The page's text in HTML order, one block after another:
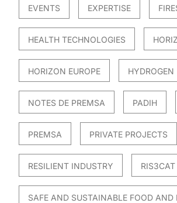
EVENTS EXPERTISE
HEALTH TECHNOLOGIES
HORIZON EUROPE HYDROGEN
NOTES DE PREMSA PADIH
PREMSA PRIVATE PROJECTS
RESILIENT INDUSTRY RIS3CAT
SAFE AND SUSTAINABLE FOOD AND